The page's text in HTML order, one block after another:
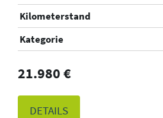
Kilometerstand
Kategorie
21.980 €
DETAILS